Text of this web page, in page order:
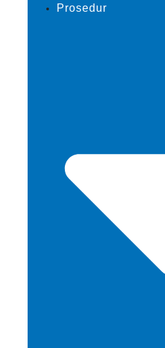
Prosedur